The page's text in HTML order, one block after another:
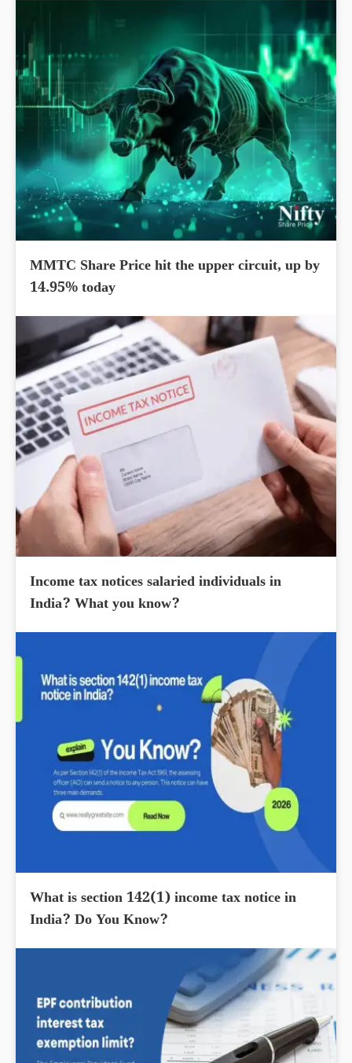
MMTC Share Price hit the upper circuit, up by
14.95% today
Income tax notices salaried individuals in
India? What you know?
What is section 142(1) income tax notice in
India? Do You Know?